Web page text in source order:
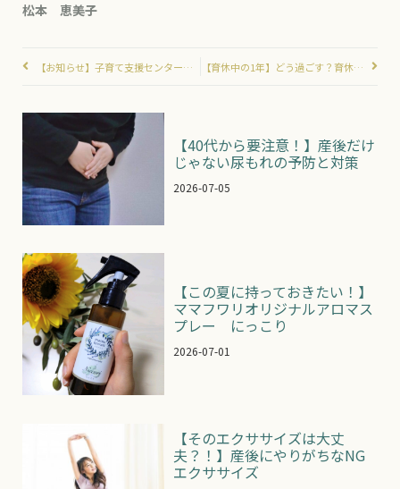
松本 恵美子
【お知らせ】子育て支援センターうらわ5月の出張イベントについて 【育休中の1年】どう過ごす？育休中にしかできない５つのこと
【40代から要注意！】産後だけ
じゃない尿もれの予防と対策
2026-07-05
【この夏に持っておきたい！】
ママフワリオリジナルアロマス
プレー にっこり
2026-07-01
【そのエクササイズは大丈
夫？！】産後にやりがちなNG
エクササイズ